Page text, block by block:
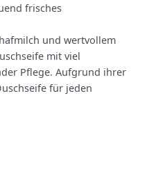
frisches
und wertvollem
mit viel
Pflege. Aufgrund ihrer
für jeden